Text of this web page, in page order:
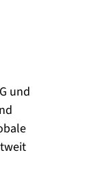
und